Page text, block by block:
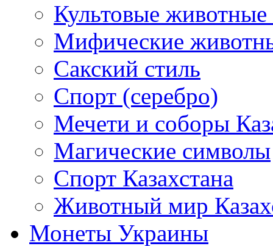
Культовые
Мифические
Сакский стиль
Спорт (серебро)
Мечети и соборы
Магические символы
Спорт Казахстана
Животный мир
Монеты Украины